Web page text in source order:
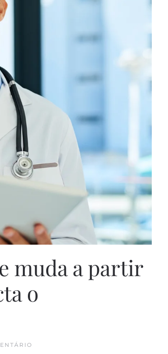
muda a partir
o